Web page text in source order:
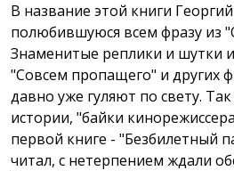
В название этой книги
полюбившуюся всем фразу из
Знаменитые реплики и шутки
"Совсем пропащего" и других
давно уже гуляют по свету.
истории, "байки
первой книге - "Безбилетный
читал, с нетерпением ждали